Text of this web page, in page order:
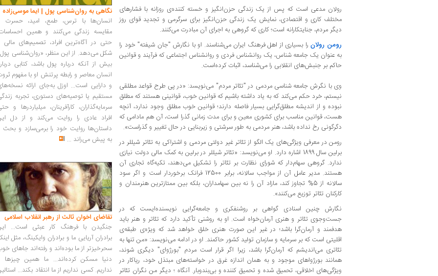
‌رولان مدعی است که پس از یک زندگی حزن‌انگیز و خسته کننده‌ی‌ روزانه با فشارهای
مختلف کاری و اقتصادی، نمایش یک زندگی حزن‌انگیز برای سرگرمی و تجدید قوای روز
دیگر مردم، جنایتکارانه است؛ کاری که گروهی به اجرای آن مبادرت می‌کنند.
رومن رولانرا بسیاری از اهل فرهنگ ایران می‌شناسند. او با نگارش "جان شیفته" خود را
به عنوان یک جامعه شناس، یک روانشناس فردی و روانشناس اجتماعی که فرآیند و قوانین
حاکم بر جنبش‌های انقلابی را می‌شناسد، اثبات کرده‌است.
وی با نگرش جامعه شناسی مردمی در "تئاتر مردم" می‌نویسد: «‌در پی طرح قواعد مطلقی
نیستم، خرد حکم می‌کند که به یاد داشته باشیم که قوانین خوب، قوانینی هستند که مطلق
نبوده و از اندیشه‌ مطلق‌گرایی بسیار فاصله دارند؛ قوانین خوب مطلق وجود ندارد‌، آنچه
هست، قوانین مناسب برای کشوری معین و برای مدت زمانی گذرا است، آن هم مادامی که
دگرگونی رخ نداده باشد، هنر مردمی به طور سرشتی و زیربنایی در حال تغییر و گذراست».
رومن در معرفی ویژگی‌های یک الگو از تئاتر غیر دولتی مردمی و اشتراکی به تئاتر شیللر در
برلین سال 1899 اشاره دارد. او می‌نویسد: «‌تئاتر شیللر در برلین به کمک مالی دولت نیازی
ندارد. گروهی سهام‌دار که شورای نظارت بر تئاتر را تشکیل می‌دهند، تکیه‌گاه تجاری آن
هستند. مدیر عامل آن از مواجب سالانه، برابر 12500 فرانک برخوردار است و اگر سود
سالانه از 5% تجاوز کند، مازاد آن را نه بین سهامداران، بلکه بین ممتازترین هنرمندان و
کارکنان تئاتر توزیع می‌کنند».
نگارش چنین اسنادی گواهی بر روشنفکری و جامعه‌گرایی نویسنده‌ایست که در
جست‌و‌جوی تئاتر و هنری آرمان‌خواه است. او به روشنی تأکید دارد که تئاتر و هنر باید
هدفمند و آرمان‌گرا باشد؛ در غیر این صورت هنری خلق خواهد شد که ویژه‌‌ی طبقه‌ی‌
اقلیتی است که بر سرمایه و سازمان تولید کشور حاکمند. او در ادامه می‌نویسد: «من تنها به
تئاتری می‌اندیشم که آرمان‌گرا باشد، زیرا اگر قرار است مردم "بورژوای" دیگری شوند،
همانند بورژواهای موجود و به همان اندازه غرق در خواسته‌های مبتذل خود، ریاکار در
ویژگی‌های اخلاقی، تحمیق شده و تحمیق کننده و بی‌بندوبار. آنگاه ؛ دیگر من نگران تئاتر
نگاهی به روان‌شناسی پول | ایما موسی‌زاده
انسان‌ها با ترس، طمع، امید، حسرت
مقایسه زندگی می‌کنند و همین
حتی در آگاه‌ترین افراد، تصمیم‌های مالی
شکل می‌دهد. از این منظر، «روان‌شناسی
بیش از آنکه درباره پول باشد، کتابی
انسان معاصر و رابطه پرتنش او با مفهوم
و دارایی است... اوزل به‌جای ارائه
مستقیم یا توصیه‌های دستوری، تجربه
سرمایه‌گذاران، کارآفرینان، میلیاردرها و
افراد عادی را روایت می‌کند و از دل
داستان‌ها روایت خود را برمی‌سازد و بحث
به پیش می‌راند ...
تقاضای اخوان ثالث از رهبر انقلاب اسلامی
جنگیدن با فرهنگ کار عبثی است...
برادران آریایی ما و برادران وایکینگ، مثل
سحرخیزتر از ما بوده‌اند و رفته‌اند جاهای
دنیا مسکن کرده‌اند... ما همین چیزها
نداریم. کسی نداریم از ما انتقاد بکند...